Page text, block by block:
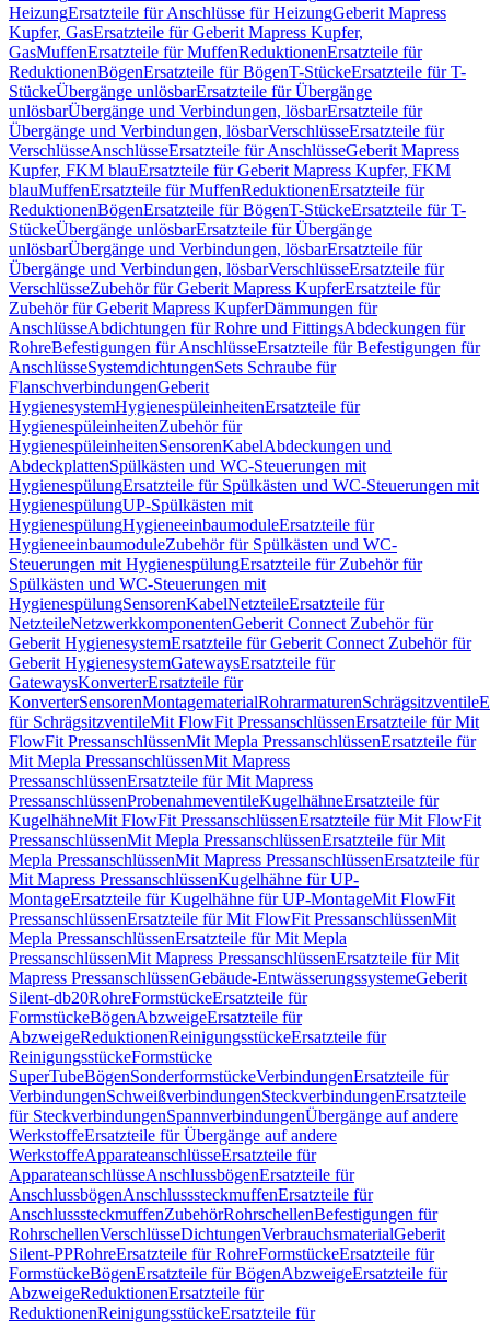
HeizungErsatzteile für Anschlüsse für HeizungGeberit Mapress
Kupfer, GasErsatzteile für Geberit Mapress Kupfer,
GasMuffenErsatzteile für MuffenReduktionenErsatzteile für
ReduktionenBögenErsatzteile für BögenT-StückeErsatzteile für T-
StückeÜbergänge unlösbarErsatzteile für Übergänge
unlösbarÜbergänge und Verbindungen, lösbarErsatzteile für
Übergänge und Verbindungen, lösbarVerschlüsseErsatzteile für
VerschlüsseAnschlüsseErsatzteile für AnschlüsseGeberit Mapress
Kupfer, FKM blauErsatzteile für Geberit Mapress Kupfer, FKM
blauMuffenErsatzteile für MuffenReduktionenErsatzteile für
ReduktionenBögenErsatzteile für BögenT-StückeErsatzteile für T-
StückeÜbergänge unlösbarErsatzteile für Übergänge
unlösbarÜbergänge und Verbindungen, lösbarErsatzteile für
Übergänge und Verbindungen, lösbarVerschlüsseErsatzteile für
VerschlüsseZubehör für Geberit Mapress KupferErsatzteile für
Zubehör für Geberit Mapress KupferDämmungen für
AnschlüsseAbdichtungen für Rohre und FittingsAbdeckungen für
RohreBefestigungen für AnschlüsseErsatzteile für Befestigungen für
AnschlüsseSystemdichtungenSets Schraube für
FlanschverbindungenGeberit
HygienesystemHygienespüleinheitenErsatzteile für
HygienespüleinheitenZubehör für
HygienespüleinheitenSensorenKabelAbdeckungen und
AbdeckplattenSpülkästen und WC-Steuerungen mit
HygienespülungErsatzteile für Spülkästen und WC-Steuerungen mit
HygienespülungUP-Spülkästen mit
HygienespülungHygieneeinbaumoduleErsatzteile für
HygieneeinbaumoduleZubehör für Spülkästen und WC-
Steuerungen mit HygienespülungErsatzteile für Zubehör für
Spülkästen und WC-Steuerungen mit
HygienespülungSensorenKabelNetzteileErsatzteile für
NetzteileNetzwerkkomponentenGeberit Connect Zubehör für
Geberit HygienesystemErsatzteile für Geberit Connect Zubehör für
Geberit HygienesystemGatewaysErsatzteile für
GatewaysKonverterErsatzteile für
KonverterSensorenMontagematerialRohrarmaturenSchrägsitzventile
für SchrägsitzventileMit FlowFit PressanschlüssenErsatzteile für Mit
FlowFit PressanschlüssenMit Mepla PressanschlüssenErsatzteile für
Mit Mepla PressanschlüssenMit Mapress
PressanschlüssenErsatzteile für Mit Mapress
PressanschlüssenProbenahmeventileKugelhähneErsatzteile für
KugelhähneMit FlowFit PressanschlüssenErsatzteile für Mit FlowFit
PressanschlüssenMit Mepla PressanschlüssenErsatzteile für Mit
Mepla PressanschlüssenMit Mapress PressanschlüssenErsatzteile für
Mit Mapress PressanschlüssenKugelhähne für UP-
MontageErsatzteile für Kugelhähne für UP-MontageMit FlowFit
PressanschlüssenErsatzteile für Mit FlowFit PressanschlüssenMit
Mepla PressanschlüssenErsatzteile für Mit Mepla
PressanschlüssenMit Mapress PressanschlüssenErsatzteile für Mit
Mapress PressanschlüssenGebäude-EntwässerungssystemeGeberit
Silent-db20RohreFormstückeErsatzteile für
FormstückeBögenAbzweigeErsatzteile für
AbzweigeReduktionenReinigungsstückeErsatzteile für
ReinigungsstückeFormstücke
SuperTubeBögenSonderformstückeVerbindungenErsatzteile für
VerbindungenSchweißverbindungenSteckverbindungenErsatzteile
für SteckverbindungenSpannverbindungenÜbergänge auf andere
WerkstoffeErsatzteile für Übergänge auf andere
WerkstoffeApparateanschlüsseErsatzteile für
ApparateanschlüsseAnschlussbögenErsatzteile für
AnschlussbögenAnschlusssteckmuffenErsatzteile für
AnschlusssteckmuffenZubehörRohrschellenBefestigungen für
RohrschellenVerschlüsseDichtungenVerbrauchsmaterialGeberit
Silent-PPRohreErsatzteile für RohreFormstückeErsatzteile für
FormstückeBögenErsatzteile für BögenAbzweigeErsatzteile für
AbzweigeReduktionenErsatzteile für
ReduktionenReinigungsstückeErsatzteile für